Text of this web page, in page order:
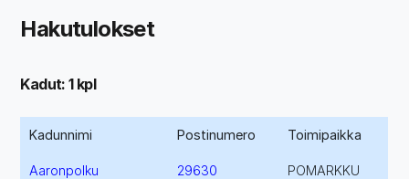
Hakutulokset
Kadut: 1 kpl
Kadunnimi Postinumero Toimipaikka
Aaronpolku 29630 POMARKKU